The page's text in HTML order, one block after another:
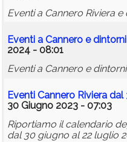
Eventi a Cannero Riviera
Eventi a Cannero e
2024 - 08:01
Eventi a Cannero e
Eventi Cannero Riviera
30 Giugno 2023 - 07:03
Riportiamo il calendario
dal 30 giugno al 22 luglio